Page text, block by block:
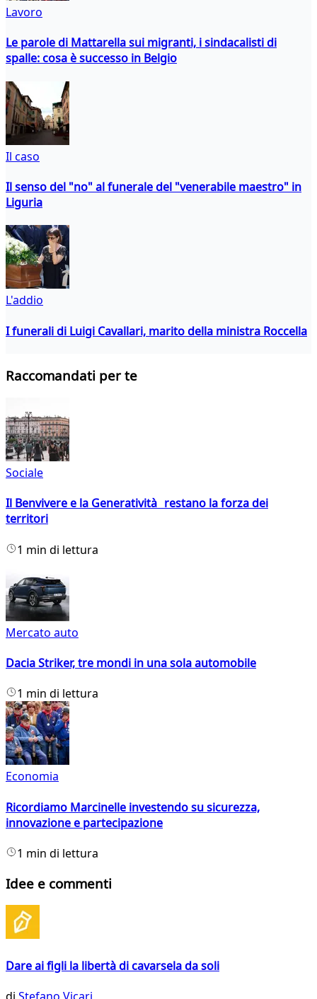
Lavoro
Le parole di Mattarella sui migranti, i sindacalisti di
spalle: cosa è successo in Belgio
Il caso
Il senso del "no" al funerale del "venerabile maestro" in
Liguria
L'addio
I funerali di Luigi Cavallari, marito della ministra Roccella
Raccomandati per te
Sociale
Il Benvivere e la Generatività restano la forza dei
territori
1 min di lettura
Mercato auto
Dacia Striker, tre mondi in una sola automobile
1 min di lettura
Economia
Ricordiamo Marcinelle investendo su sicurezza,
innovazione e partecipazione
1 min di lettura
Idee e commenti
Dare ai figli la libertà di cavarsela da soli